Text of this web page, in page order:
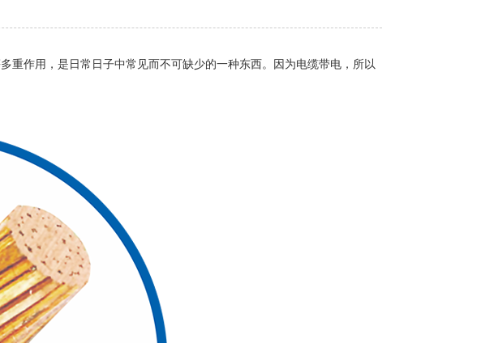
作用，是日常日子中常见而不可缺少的一种东西。因为电缆带电，所以